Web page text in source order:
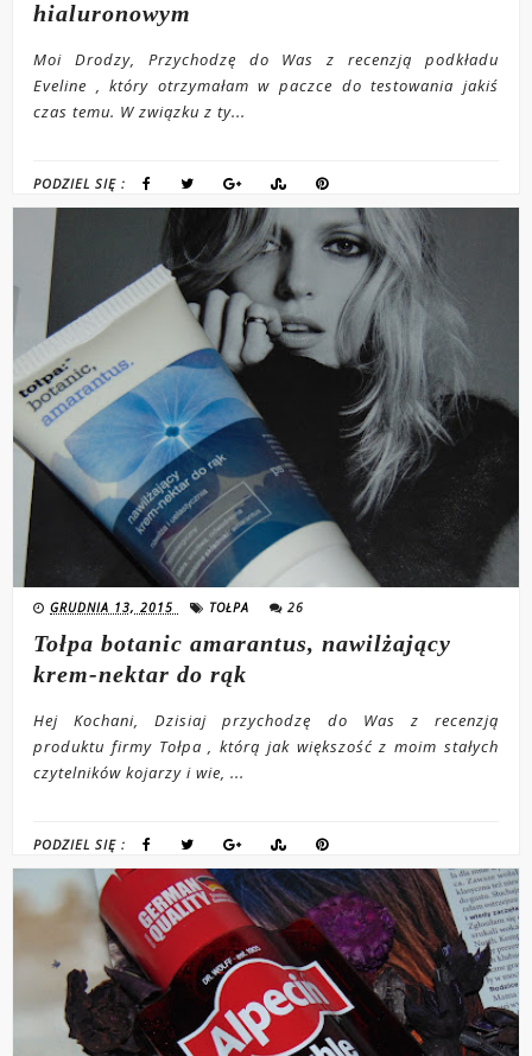
hialuronowym
Moi Drodzy, Przychodzę do Was z recenzją podkładu
Eveline , który otrzymałam w paczce do testowania jakiś
czas temu. W związku z ty...
PODZIEL SIĘ :
GRUDNIA 13, 2015 TOŁPA 26
Tołpa botanic amarantus, nawilżający
krem-nektar do rąk
Hej Kochani, Dzisiaj przychodzę do Was z recenzją
produktu firmy Tołpa , którą jak większość z moim stałych
czytelników kojarzy i wie, ...
PODZIEL SIĘ :